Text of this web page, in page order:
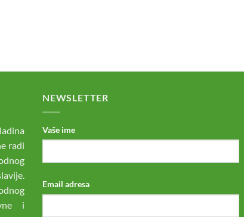
radi
i
NEWSLETTER
Vaše ime
Email adresa